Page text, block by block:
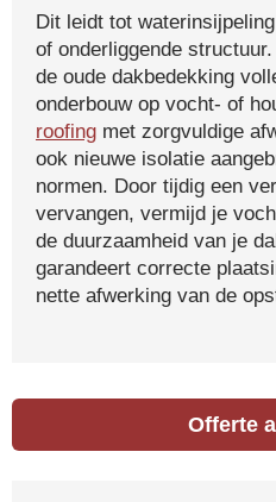
Dit leidt tot
of onderliggende
de oude dakbedekking
onderbouw op vocht- of
roofing met zorgvuldige
ook nieuwe isolatie
normen. Door tijdig een
vervangen, vermijd je
de duurzaamheid van je
garandeert correcte
nette afwerking van de
Offerte